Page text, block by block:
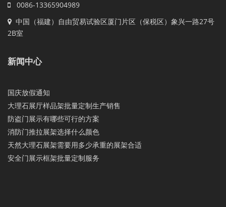
0086-13365904989
中国（福建）自由贸易试验区厦门片区（保税区）象兴一路27号
2B室
新闻中心
国庆放假通知
大理石展厅样品架批量定制生产销售
防盗门展示有哪些可行的方案
消防门推拉展架选择什么颜色
天然大理石展架需要用多少承重的展架合适
安全门展示框架批量定制服务